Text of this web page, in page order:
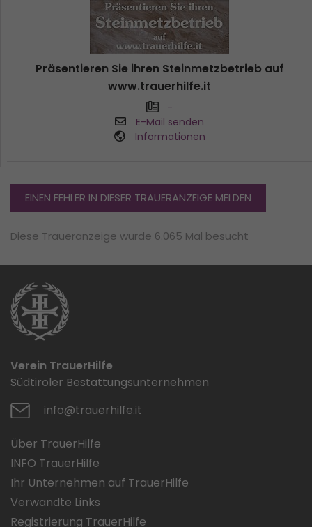
Präsentieren Sie ihren Steinmetzbetrieb auf
www.trauerhilfe.it
-
E-Mail senden
Informationen
EINEN FEHLER IN DIESER TRAUERANZEIGE MELDEN
Diese Traueranzeige wurde 6.065 Mal besucht
Verein TrauerHilfe
Südtiroler Bestattungsunternehmen
info@trauerhilfe.it
Über TrauerHilfe
INFO TrauerHilfe
Ihr Unternehmen auf TrauerHilfe
Verwandte Links
Registrierung TrauerHilfe